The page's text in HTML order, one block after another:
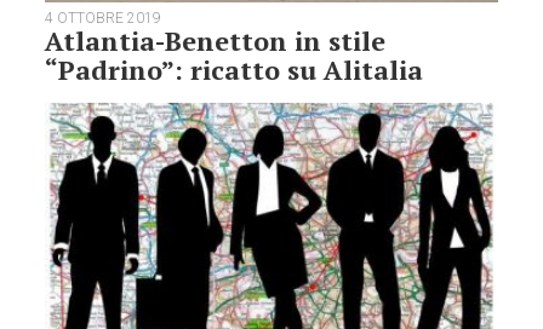
4 OTTOBRE 2019
Atlantia-Benetton in stile
“Padrino”: ricatto su Alitalia